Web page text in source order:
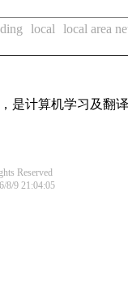
local local area
是计算机学习及翻译
Reserved
8/9 21:04:05